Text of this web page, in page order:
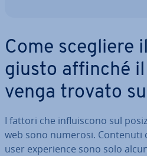
Come scegliere
giusto affinché
venga trovato
I fattori che in­flui­sco­no sul
web sono numerosi. Contenuti
user ex­pe­rien­ce sono solo